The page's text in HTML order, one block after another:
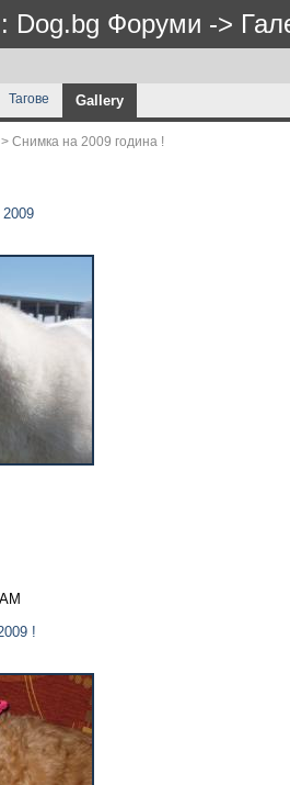
: Dog.bg Форуми ->
Тагове Gallery
> Снимка на 2009 година !
!